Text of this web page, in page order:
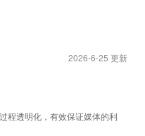
2026-6-25 更新
程透明化，有效保证媒体的利